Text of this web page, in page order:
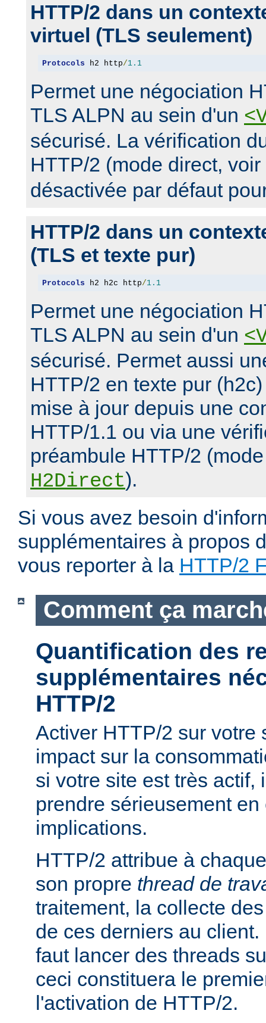
HTTP/2 dans un
virtuel (TLS seulement)
Protocols h2 http/1.1
Permet une négociation
TLS ALPN au sein d'un
sécurisé. La vérification
HTTP/2 (mode direct, voir
désactivée par défaut
HTTP/2 dans un
(TLS et texte pur)
Protocols h2 h2c http/1.1
Permet une négociation
TLS ALPN au sein d'un
sécurisé. Permet aussi
HTTP/2 en texte pur
mise à jour depuis une
HTTP/1.1 ou via une
préambule HTTP/2
H2Direct).
Si vous avez besoin
supplémentaires à propos
vous reporter à la HTTP/2
Comment ça
Quantification des
supplémentaires
HTTP/2
Activer HTTP/2 sur votre
impact sur la
si votre site est très actif,
prendre sérieusement
implications.
HTTP/2 attribue à
son propre thread de
traitement, la collecte
de ces derniers au
faut lancer des threads
ceci constituera le
l'activation de HTTP/2.